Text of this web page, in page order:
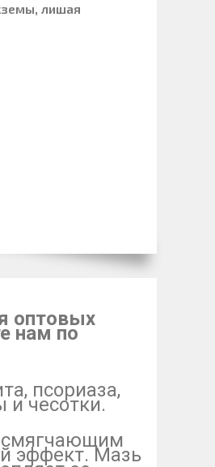
лишая
оптовых
нам по
псориаза,
и чесотки.
смягчающим
эффект. Мазь